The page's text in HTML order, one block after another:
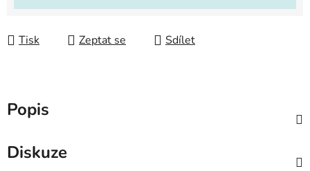
Tisk Zeptat se Sdílet
Popis
Diskuze